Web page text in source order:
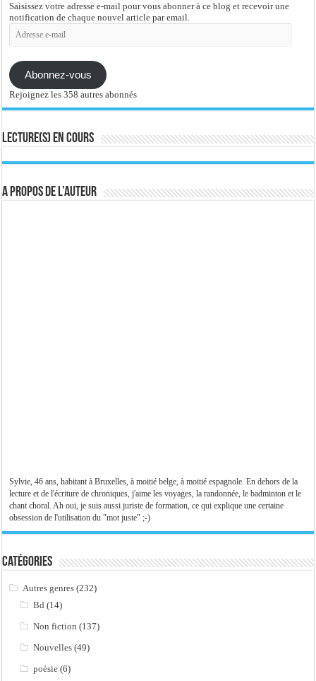
Saisissez votre adresse e-mail pour vous abonner à ce blog et recevoir une
notification de chaque nouvel article par email.
Adresse
e-
Abonnez-vous
Rejoignez les 358 autres abonnés
Lecture(s) en cours
A propos de l’auteur
Sylvie, 46 ans, habitant à Bruxelles, à moitié belge, à moitié espagnole. En dehors de la
lecture et de l'écriture de chroniques, j'aime les voyages, la randonnée, le badminton et le
chant choral. Ah oui, je suis aussi juriste de formation, ce qui explique une certaine
obsession de l'utilisation du "mot juste" ;-)
Catégories
Autres genres (232)
Bd (14)
Non fiction (137)
Nouvelles (49)
poésie (6)